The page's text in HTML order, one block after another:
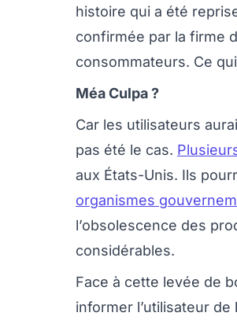
histoire qui a été
confirmée par la firme
consommateurs. Ce
Méa Culpa ?
Car les utilisateurs
pas été le cas.
aux États-Unis. Ils
organismes
l’obsolescence des
considérables.
Face à cette levée de
informer l’utilisateur